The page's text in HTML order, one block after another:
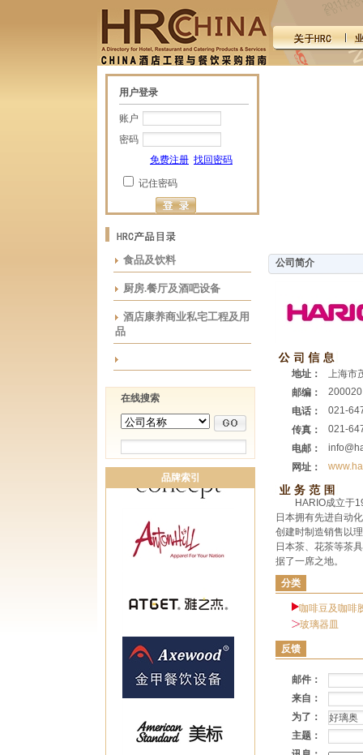
用户登录
账户
密码
免费注册 找回密码
记住密码
食品及饮料
厨房.餐厅及酒吧设备
酒店康养商业私宅工程及用
品
在线搜索
品牌索引
公司简介
地址：
上海市
邮编：
200020
电话：
021-
传真：
021-
电邮：
网址：
HARIO成立于
日本拥有先进自动
创建时制造销售以
日本茶、花茶等茶
据了一席之地。
分类
咖啡豆及咖啡
玻璃器皿
反馈
邮件：
来自：
为了：
主题：